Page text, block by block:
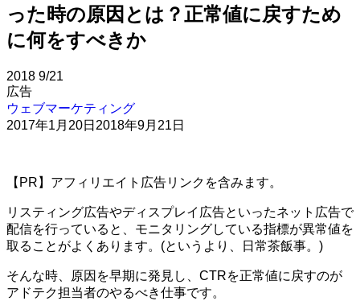
った時の原因とは？正常値に戻すため
に何をすべきか
2018 9/21
広告
ウェブマーケティング
2017年1月20日 2018年9月21日
【PR】アフィリエイト広告リンクを含みます。
リスティング広告やディスプレイ広告といったネット広告で
配信を行っていると、モニタリングしている指標が異常値を
取ることがよくあります。(というより、日常茶飯事。)
そんな時、原因を早期に発見し、CTRを正常値に戻すのが
アドテク担当者のやるべき仕事です。